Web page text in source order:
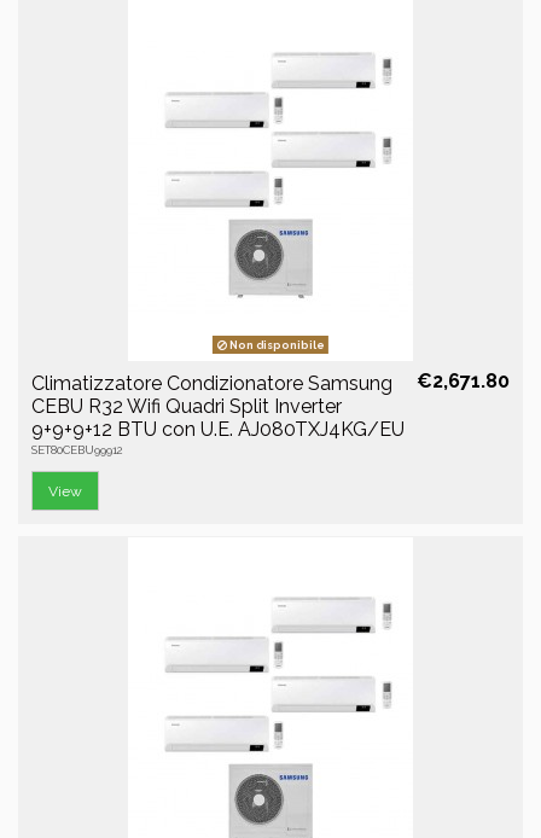
Non disponibile
Climatizzatore Condizionatore Samsung
CEBU R32 Wifi Quadri Split Inverter
9+9+9+12 BTU con U.E. AJ080TXJ4KG/EU
SET80CEBU99912
€2,671.80
View